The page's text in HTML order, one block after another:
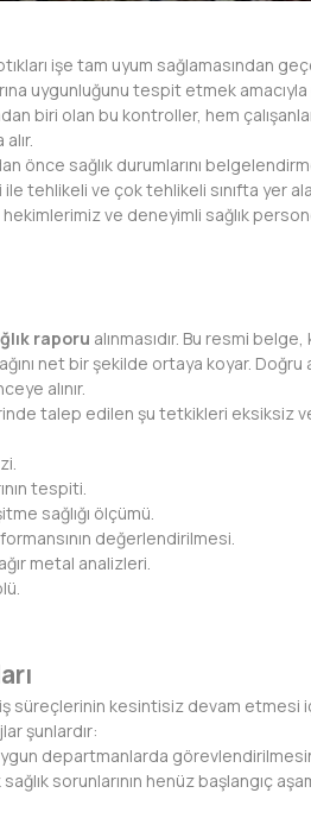
işe tam uyum sağlamasından
uygunluğunu tespit etmek
biri olan bu kontroller, hem
önce sağlık durumlarını
tehlikeli ve çok tehlikeli sınıfta yer
ve deneyimli sağlık
raporu alınmasıdır. Bu resmi belge,
net bir şekilde ortaya koyar.
alınır.
talep edilen şu tetkikleri eksiksiz
tespiti.
sağlığı ölçümü.
değerlendirilmesi.
metal analizleri.
iş süreçlerinin kesintisiz devam
şunlardır:
departmanlarda
sorunlarının henüz başlangıç